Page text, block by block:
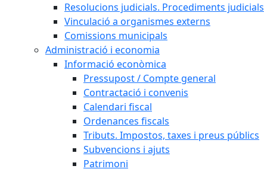
Resolucions judicials. Procediments judicials
Vinculació a organismes externs
Comissions municipals
Administració i economia
Informació econòmica
Pressupost / Compte general
Contractació i convenis
Calendari fiscal
Ordenances fiscals
Tributs. Impostos, taxes i preus públics
Subvencions i ajuts
Patrimoni